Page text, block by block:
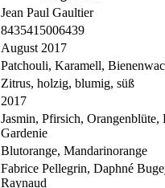
Jean Paul Gaultier
8435415006439
August 2017
Patchouli, Karamell,
Zitrus, holzig, blumig, süß
2017
Jasmin, Pfirsich, Orangenblüte,
Gardenie
Blutorange, Mandarinorange
Fabrice Pellegrin, Daphné
Raynaud